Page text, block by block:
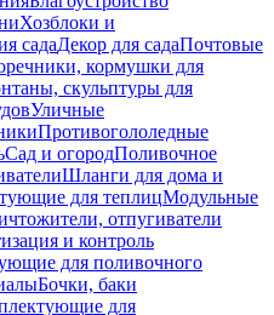
Хозблоки и
садаДекор для садаПочтовые
кормушки для
скульптуры для
Уличные
Противогололедные
Сад и огородПоливочное
Шланги для дома и
для теплицМодульные
отпугиватели
и контроль
для поливочного
Бочки, баки
для